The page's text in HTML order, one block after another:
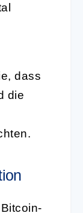
dass
die